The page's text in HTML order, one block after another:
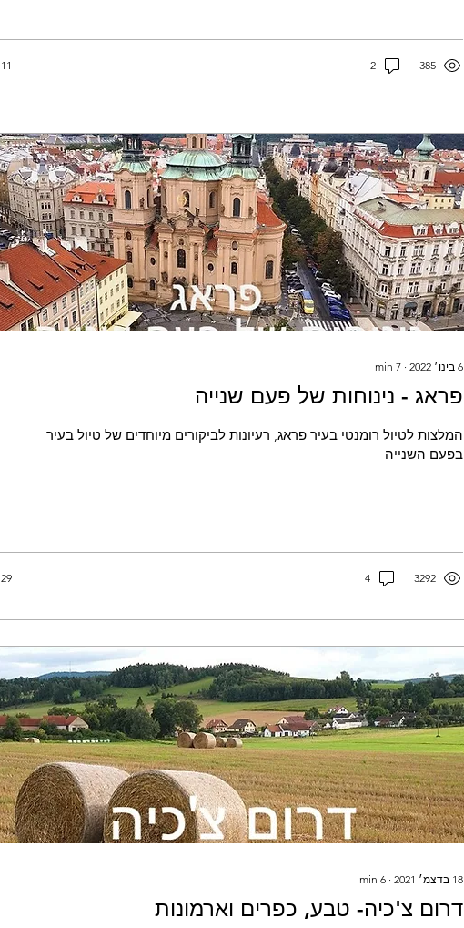
385
2
11
6 בינו׳ 2022 ∙
7
min
פראג - נינוחות של פעם שנייה
המלצות לטיול רומנטי בעיר פראג, רעיונות לביקורים מיוחדים של טיול בעיר
בפעם השנייה
3292
4
29
18 בדצמ׳ 2021 ∙
6
min
דרום צ'כיה- טבע, כפרים וארמונות